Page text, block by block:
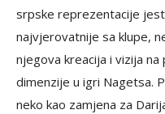
srpske reprezentacije
najvjerovatnije sa klupe,
njegova kreacija i vizija
dimenzije u igri Nagetsa.
neko kao zamjena za